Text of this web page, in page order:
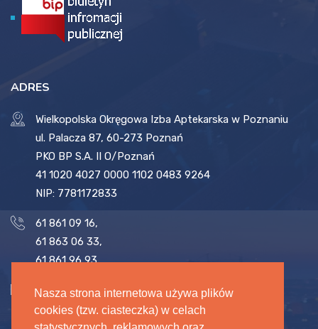
Nasza strona internetowa używa plików
cookies (tzw. ciasteczka) w celach
ADRES
Wielkopolska Okręgowa Izba Aptekarska w Poznaniu
ul. Palacza 87, 60-273 Poznań
PKO BP S.A. II O/Poznań
41 1020 4027 0000 1102 0483 9264
NIP: 7781172833
61 861 09 16,
61 863 06 33,
61 861 96 93
biuro@woia.pl ,sekretariat@woia.pl